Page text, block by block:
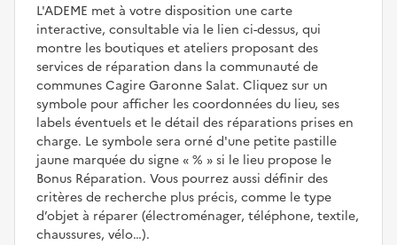
L'ADEME met à votre disposition une carte
interactive, consultable via le lien ci-dessus, qui
montre les boutiques et ateliers proposant des
services de réparation dans la communauté de
communes Cagire Garonne Salat. Cliquez sur un
symbole pour afficher les coordonnées du lieu, ses
labels éventuels et le détail des réparations prises en
charge. Le symbole sera orné d'une petite pastille
jaune marquée du signe
%
si le lieu propose le
Bonus Réparation. Vous pourrez aussi définir des
critères de recherche plus précis, comme le type
d’objet à réparer (électroménager, téléphone, textile,
chaussures, vélo…).